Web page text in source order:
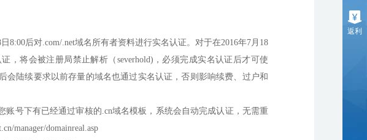
8:00后对.com/.net域名所有者资料进行实名认证。对于在2016年7月18
，将会被注册局禁止解析（severhold)，必须完成实名认证后才可使
会陆续要求以前存量的域名也通过实名认证，否则影响续费、过户和
账号下有已经通过审核的.cn域名模板，系统会自动完成认证，无需重
manager/domainreal.asp
返利